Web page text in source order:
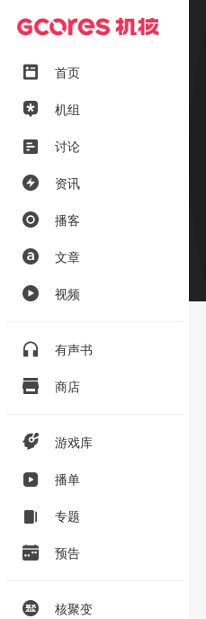
首页
机组
讨论
资讯
播客
文章
视频
有声书
商店
游戏库
播单
专题
预告
核聚变